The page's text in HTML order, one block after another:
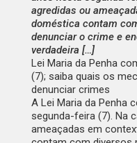
agredidas ou
doméstica contam
denunciar o crime e
verdadeira […]
Lei Maria da Penha
(7); saiba quais os
denunciar crimes
A Lei Maria da Penha
segunda-feira (7). Na
ameaçadas em